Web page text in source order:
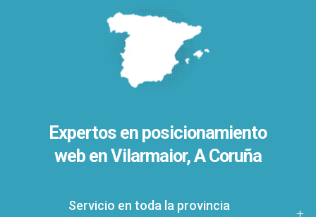
Expertos en posicionamiento
web en Vilarmaior, A Coruña
Servicio en toda la provincia